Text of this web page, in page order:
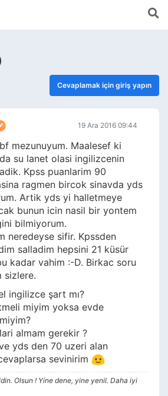
Cevaplamak için giriş yapın
19 Ara 2016 09:44
mezunuyum. Maalesef ki
su lanet olasi ingilizcenin
Kpss puanlarim 90
ragmen bircok sinavda yds
Artik yds yi halletmeye
bunun icin nasil bir yontem
bilmiyorum.
neredeyse sifir. Kpssden
salladim hepsini 21 küsür
kadar vahim :-D. Birkac soru
sizlere.
ingilizce şart mı?
miyim yoksa evde
almam gerekir ?
yds den 70 uzeri alan
sevinirim
Olsun ! Yine dene, yine yenil. Daha iyi